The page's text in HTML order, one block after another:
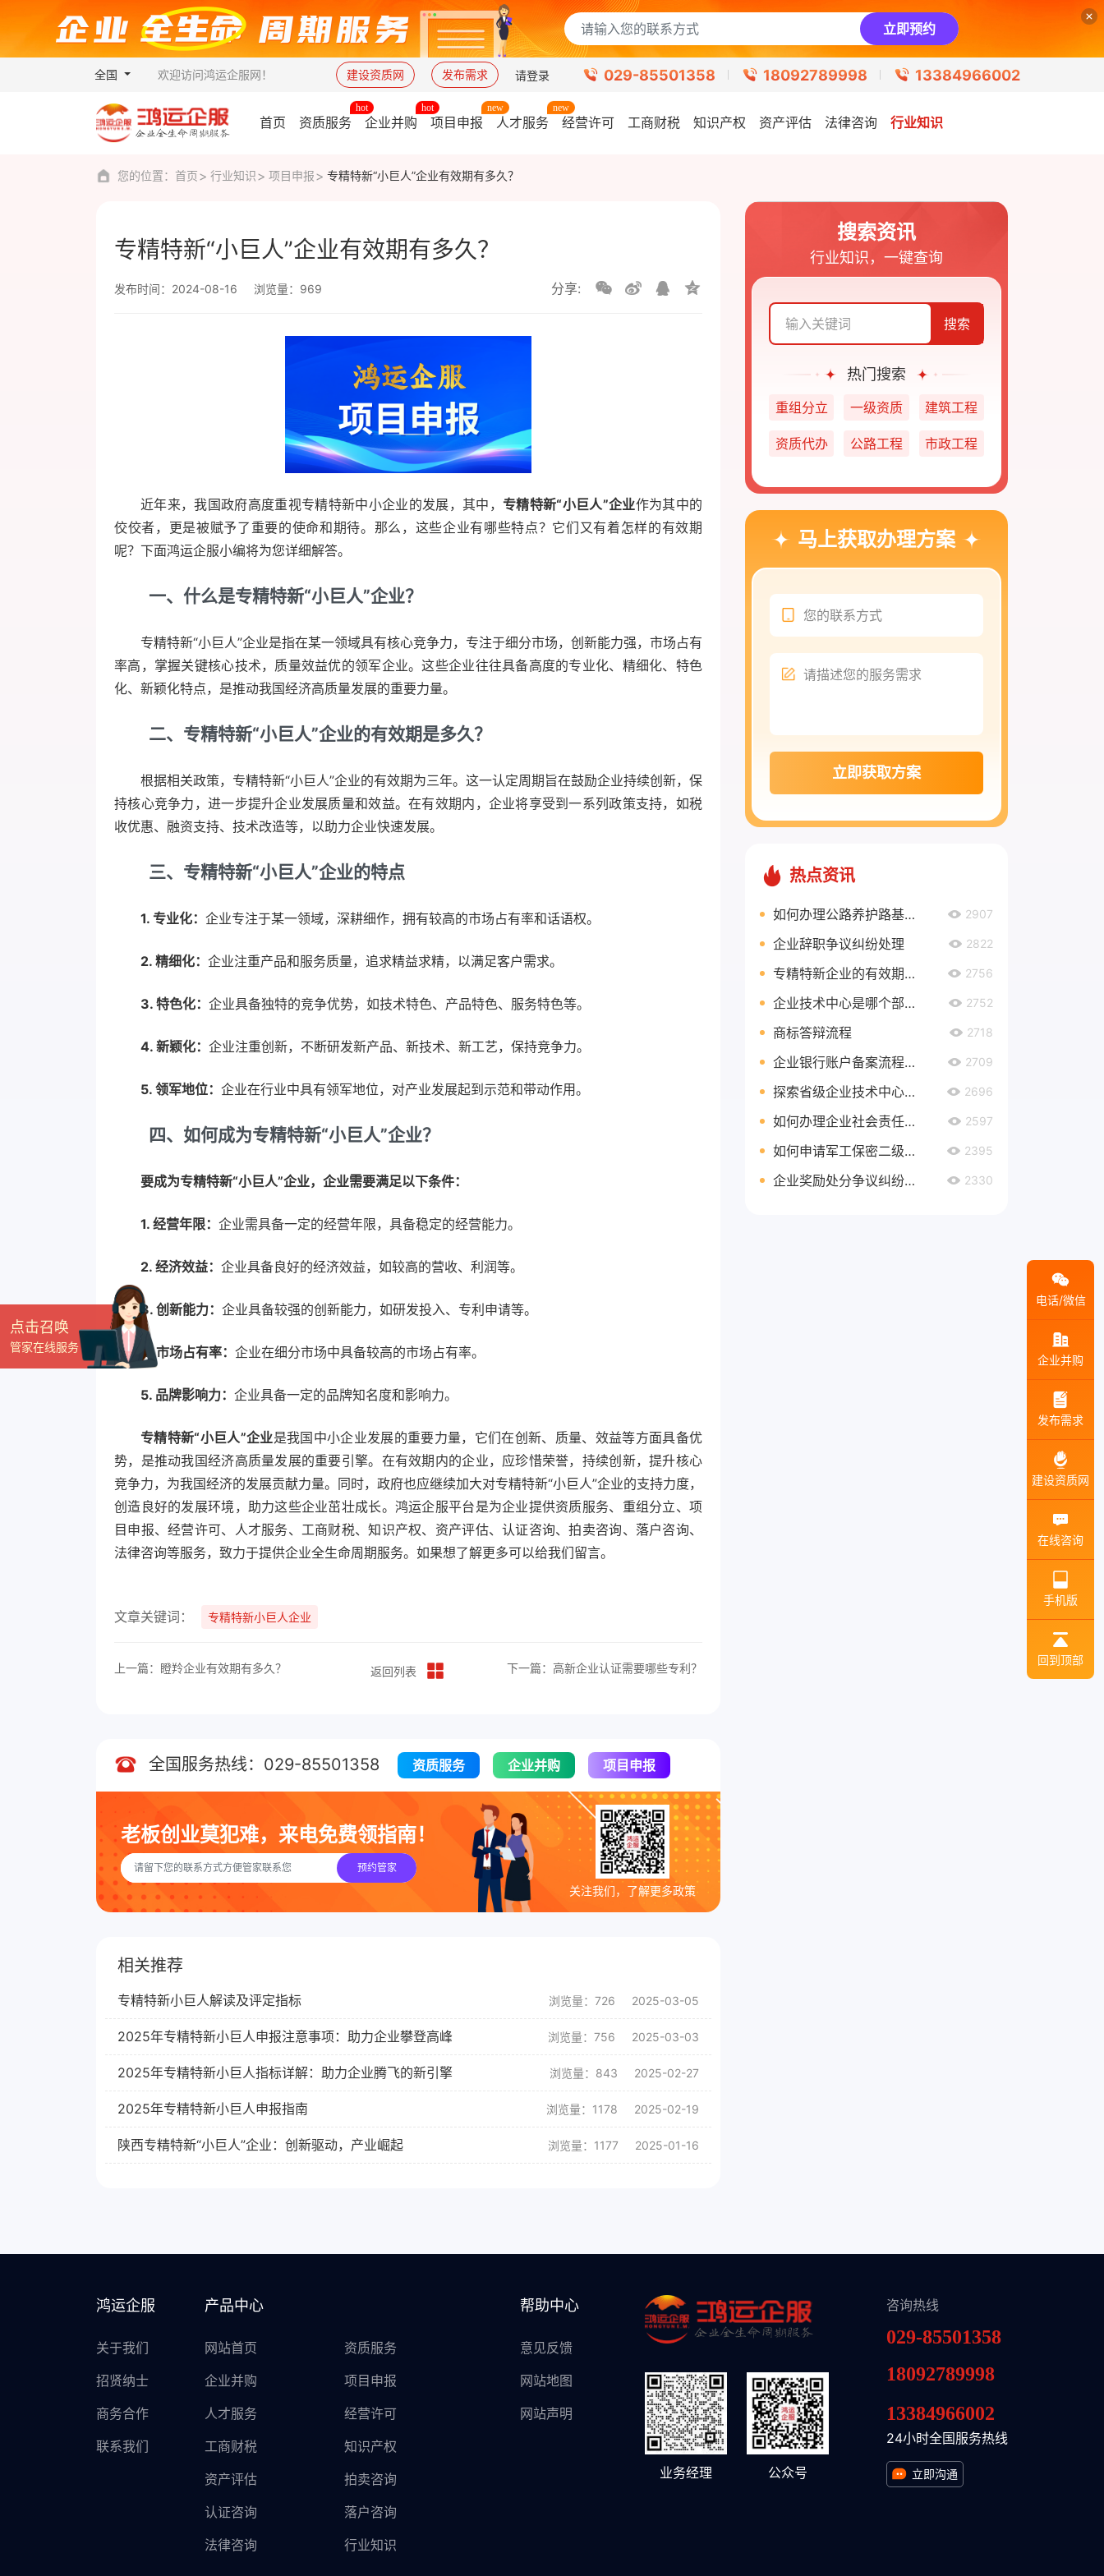
立即预约
全国 欢迎访问鸿运企服网！ 建设资质网 发布需求 请登录 029-85501358 18092789998 13384966002
首页 资质服务 企业并购 项目申报 人才服务 经营许可 工商财税 知识产权 资产评估 法律咨询 行业知识
您的位置： 首页 行业知识 项目申报 专精特新“小巨人”企业有效期有多久？
专精特新“小巨人”企业有效期有多久？
发布时间：2024-08-16 浏览量：969 分享:
近年来，我国政府高度重视专精特新中小企业的发展，其中， 专精特新“小巨人”企业作为其中的
佼佼者，更是被赋予了重要的使命和期待。那么，这些企业有哪些特点？它们又有着怎样的有效期
呢？下面鸿运企服小编将为您详细解答。
一、什么是专精特新“小巨人”企业？
专精特新“小巨人”企业是指在某一领域具有核心竞争力，专注于细分市场，创新能力强，市场占有
率高，掌握关键核心技术，质量效益优的领军企业。这些企业往往具备高度的专业化、精细化、特色
化、新颖化特点，是推动我国经济高质量发展的重要力量。
二、专精特新“小巨人”企业的有效期是多久？
根据相关政策，专精特新“小巨人”企业的有效期为三年。这一认定周期旨在鼓励企业持续创新，保
持核心竞争力，进一步提升企业发展质量和效益。在有效期内，企业将享受到一系列政策支持，如税
收优惠、融资支持、技术改造等，以助力企业快速发展。
三、专精特新“小巨人”企业的特点
1. 专业化： 企业专注于某一领域，深耕细作，拥有较高的市场占有率和话语权。
2. 精细化： 企业注重产品和服务质量，追求精益求精，以满足客户需求。
3. 特色化： 企业具备独特的竞争优势，如技术特色、产品特色、服务特色等。
4. 新颖化： 企业注重创新，不断研发新产品、新技术、新工艺，保持竞争力。
5. 领军地位： 企业在行业中具有领军地位，对产业发展起到示范和带动作用。
四、如何成为专精特新“小巨人”企业？
要成为专精特新“小巨人”企业，企业需要满足以下条件：
1. 经营年限： 企业需具备一定的经营年限，具备稳定的经营能力。
2. 经济效益： 企业具备良好的经济效益，如较高的营收、利润等。
3. 创新能力： 企业具备较强的创新能力，如研发投入、专利申请等。
4. 市场占有率： 企业在细分市场中具备较高的市场占有率。
5. 品牌影响力： 企业具备一定的品牌知名度和影响力。
专精特新“小巨人”企业是我国中小企业发展的重要力量，它们在创新、质量、效益等方面具备优
势，是推动我国经济高质量发展的重要引擎。在有效期内的企业，应珍惜荣誉，持续创新，提升核心
竞争力，为我国经济的发展贡献力量。同时，政府也应继续加大对专精特新“小巨人”企业的支持力度，
创造良好的发展环境，助力这些企业茁壮成长。鸿运企服平台是为企业提供资质服务、重组分立、项
目申报、经营许可、人才服务、工商财税、知识产权、资产评估、认证咨询、拍卖咨询、落户咨询、
法律咨询等服务，致力于提供企业全生命周期服务。如果想了解更多可以给我们留言。
文章关键词： 专精特新小巨人企业
上一篇：瞪羚企业有效期有多久？ 返回列表 下一篇：高新企业认证需要哪些专利？
全国服务热线：029-85501358 资质服务 企业并购 项目申报
老板创业莫犯难，来电免费领指南！
预约管家
关注我们，了解更多政策
相关推荐
专精特新小巨人解读及评定指标 浏览量：726 2025-03-05
2025年专精特新小巨人申报注意事项：助力企业攀登高峰 浏览量：756 2025-03-03
2025年专精特新小巨人指标详解：助力企业腾飞的新引擎 浏览量：843 2025-02-27
2025年专精特新小巨人申报指南 浏览量：1178 2025-02-19
陕西专精特新“小巨人”企业：创新驱动，产业崛起 浏览量：1177 2025-01-16
搜索资讯
行业知识，一键查询
搜索
热门搜索
重组分立 一级资质 建筑工程
资质代办 公路工程 市政工程
马上获取办理方案
立即获取方案
热点资讯
如何办理公路养护路基路面乙级资质？ 2907
企业辞职争议纠纷处理 2822
专精特新企业的有效期有多久？ 2756
企业技术中心是哪个部门认定？ 2752
商标答辩流程 2718
企业银行账户备案流程是什么？ 2709
探索省级企业技术中心奖励政策，助力企业创新发展 2696
如何办理企业社会责任管理体系认证延期 2597
如何申请军工保密二级资质 2395
企业奖励处分争议纠纷处理 2330
点击召唤
管家在线服务
鸿运企服
关于我们
招贤纳士
商务合作
联系我们
产品中心
网站首页
资质服务
企业并购
项目申报
人才服务
经营许可
工商财税
知识产权
资产评估
拍卖咨询
认证咨询
落户咨询
法律咨询
行业知识
帮助中心
意见反馈
网站地图
网站声明
业务经理 公众号
咨询热线
029-85501358
18092789998
13384966002
24小时全国服务热线
立即沟通
电话/微信
企业并购
发布需求
建设资质网
在线咨询
手机版
回到顶部